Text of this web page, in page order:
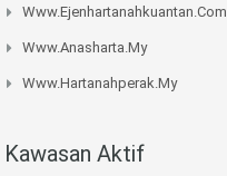
Www.ejenhartanahkuantan.com
Www.anasharta.my
Www.hartanahperak.my
Kawasan Aktif